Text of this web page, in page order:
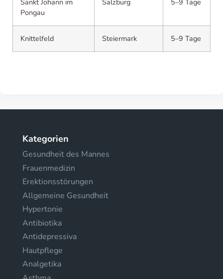
Sankt Johann im
Pongau
Salzburg 5–9 Tage
Knittelfeld Steiermark 5–9 Tage
Kategorien
Gesundheit des Mannes
Frauenmedizin
Erektionsstörungen
Allgemeine Gesundheit
Hypertonie
Antibiotika
Antidepressiva
Hautpflege
Analgetika